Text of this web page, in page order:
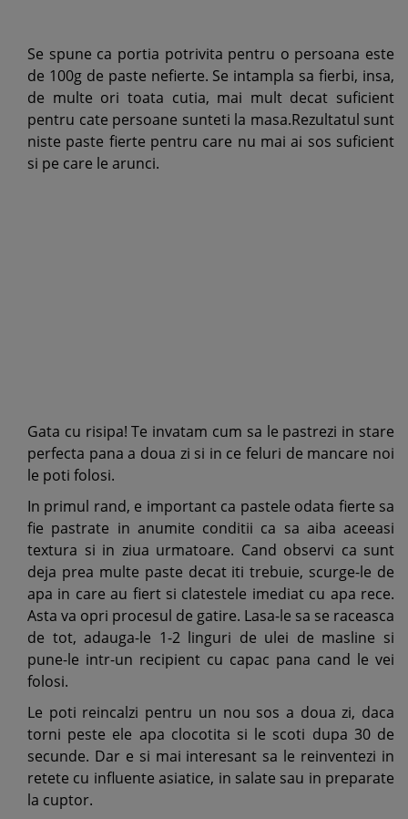
Se spune ca portia potrivita pentru o persoana este
de 100g de paste nefierte. Se intampla sa fierbi, insa,
de multe ori toata cutia, mai mult decat suficient
pentru cate persoane sunteti la masa.Rezultatul sunt
niste paste fierte pentru care nu mai ai sos suficient
si pe care le arunci.
Gata cu risipa! Te invatam cum sa le pastrezi in stare
perfecta pana a doua zi si in ce feluri de mancare noi
le poti folosi.
In primul rand, e important ca pastele odata fierte sa
fie pastrate in anumite conditii ca sa aiba aceeasi
textura si in ziua urmatoare. Cand observi ca sunt
deja prea multe paste decat iti trebuie, scurge-le de
apa in care au fiert si clatestele imediat cu apa rece.
Asta va opri procesul de gatire. Lasa-le sa se raceasca
de tot, adauga-le 1-2 linguri de ulei de masline si
pune-le intr-un recipient cu capac pana cand le vei
folosi.
Le poti reincalzi pentru un nou sos a doua zi, daca
torni peste ele apa clocotita si le scoti dupa 30 de
secunde. Dar e si mai interesant sa le reinventezi in
retete cu influente asiatice, in salate sau in preparate
la cuptor.